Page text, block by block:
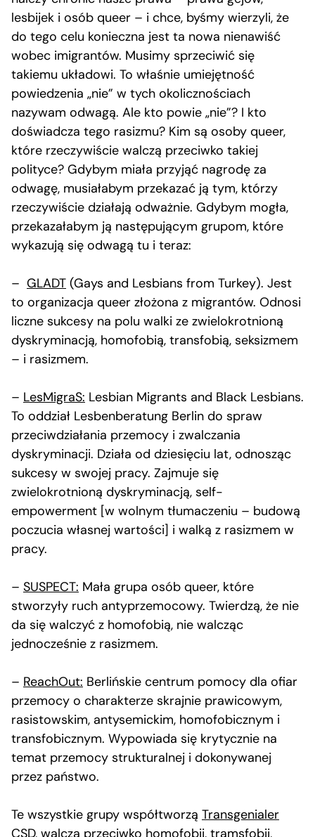
lesbijek i osób queer – i chce, byśmy wierzyli, że
do tego celu konieczna jest ta nowa nienawiść
wobec imigrantów. Musimy sprzeciwić się
takiemu układowi. To właśnie umiejętność
powiedzenia „nie” w tych okolicznościach
nazywam odwagą. Ale kto powie „nie”? I kto
doświadcza tego rasizmu? Kim są osoby queer,
które rzeczywiście walczą przeciwko takiej
polityce? Gdybym miała przyjąć nagrodę za
odwagę, musiałabym przekazać ją tym, którzy
rzeczywiście działają odważnie. Gdybym mogła,
przekazałabym ją następującym grupom, które
wykazują się odwagą tu i teraz:
– GLADT (Gays and Lesbians from Turkey). Jest
to organizacja queer złożona z migrantów. Odnosi
liczne sukcesy na polu walki ze zwielokrotnioną
dyskryminacją, homofobią, transfobią, seksizmem
– i rasizmem.
– LesMigraS: Lesbian Migrants and Black Lesbians.
To oddział Lesbenberatung Berlin do spraw
przeciwdziałania przemocy i zwalczania
dyskryminacji. Działa od dziesięciu lat, odnosząc
sukcesy w swojej pracy. Zajmuje się
zwielokrotnioną dyskryminacją, self-
empowerment [w wolnym tłumaczeniu – budową
poczucia własnej wartości] i walką z rasizmem w
pracy.
– SUSPECT: Mała grupa osób queer, które
stworzyły ruch antyprzemocowy. Twierdzą, że nie
da się walczyć z homofobią, nie walcząc
jednocześnie z rasizmem.
– ReachOut: Berlińskie centrum pomocy dla ofiar
przemocy o charakterze skrajnie prawicowym,
rasistowskim, antysemickim, homofobicznym i
transfobicznym. Wypowiada się krytycznie na
temat przemocy strukturalnej i dokonywanej
przez państwo.
Te wszystkie grupy współtworzą Transgenialer